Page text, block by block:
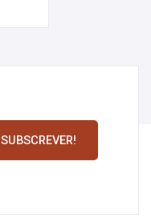
SUBSCREVER!